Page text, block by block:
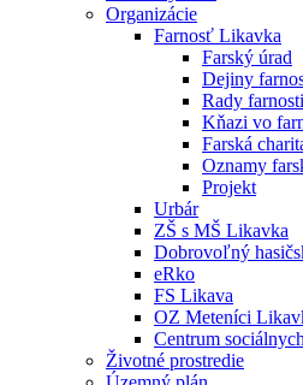
Organizácie
Farnosť Likavka
Farský úrad
Dejiny
Rady farnosti
Kňazi vo
Farská
Oznamy
Projekt
Urbár
ZŠ s MŠ Likavka
Dobrovoľný
eRko
FS Likava
OZ Meteníci
Centrum
Životné prostredie